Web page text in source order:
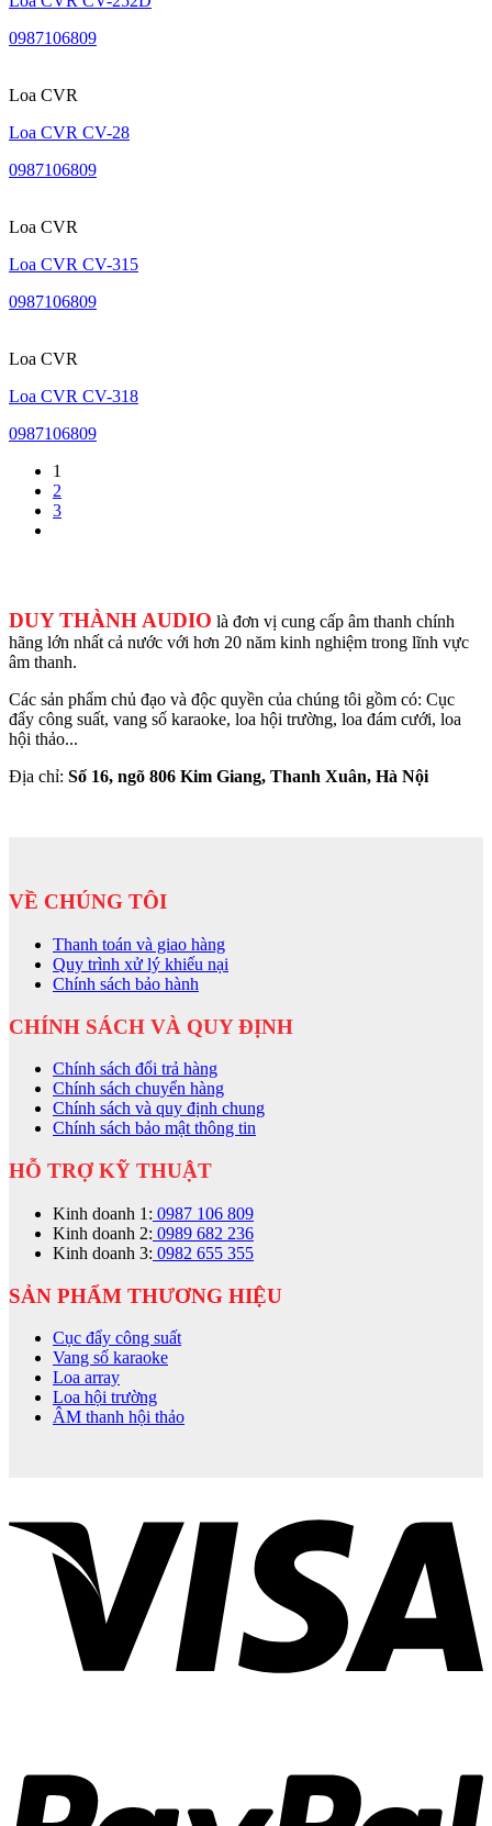
0987106809
Loa CVR
Loa CVR CV-28
0987106809
Loa CVR
Loa CVR CV-315
0987106809
Loa CVR
Loa CVR CV-318
0987106809
1
2
3
DUY THÀNH AUDIO là đơn vị cung cấp âm thanh chính
hãng lớn nhất cả nước với hơn 20 năm kinh nghiệm trong lĩnh vực
âm thanh.
Các sản phẩm chủ đạo và độc quyền của chúng tôi gồm có: Cục
đẩy công suất, vang số karaoke, loa hội trường, loa đám cưới, loa
hội thảo...
Địa chỉ: Số 16, ngõ 806 Kim Giang, Thanh Xuân, Hà Nội
VỀ CHÚNG TÔI
Thanh toán và giao hàng
Quy trình xử lý khiếu nại
Chính sách bảo hành
CHÍNH SÁCH VÀ QUY ĐỊNH
Chính sách đổi trả hàng
Chính sách chuyển hàng
Chính sách và quy định chung
Chính sách bảo mật thông tin
HỖ TRỢ KỸ THUẬT
Kinh doanh 1: 0987 106 809
Kinh doanh 2: 0989 682 236
Kinh doanh 3: 0982 655 355
SẢN PHẨM THƯƠNG HIỆU
Cục đẩy công suất
Vang số karaoke
Loa array
Loa hội trường
ÂM thanh hội thảo